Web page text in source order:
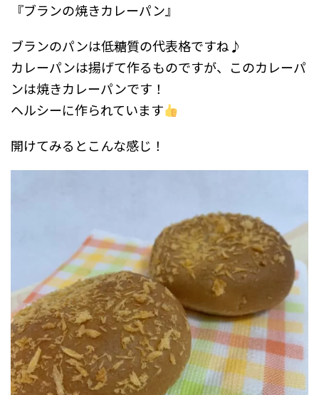
『ブランの焼きカレーパン』
ブランのパンは低糖質の代表格ですね♪
カレーパンは揚げて作るものですが、このカレーパ
ンは焼きカレーパンです！
ヘルシーに作られています
開けてみるとこんな感じ！